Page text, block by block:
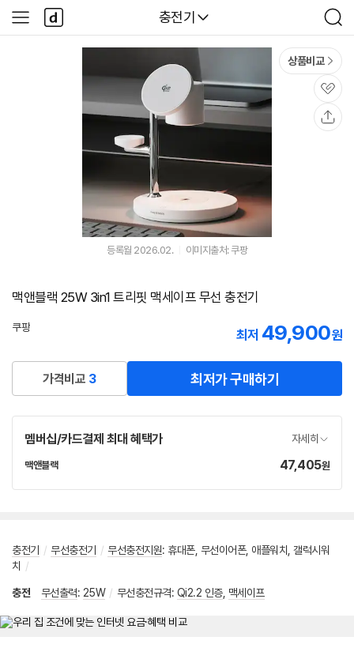
다나와
충전기
검
색
사
이
다
나
와
상품비교
관
심
등록월 2026.02. 이미지출처: 쿠팡
맥앤블랙 25W 3in1 트리핏 맥세이프 무선 충전기
쿠팡
최저 49,900원
가격비교 3 최저가 구매하기
멤버십/카드결제 최대 혜택가 자세히
맥앤블랙네
가
47,405원
충전기 / 무선충전기 / 무선충전지원: 휴대폰, 무선이어폰, 애플워치
갤럭시워
치
/
충전 무선출력: 25W / 무선충전규격: Qi2.2 인증, 맥세이프